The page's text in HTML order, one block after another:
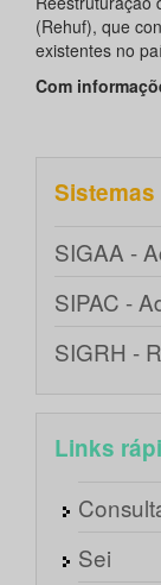
(Rehuf), que
existentes no
Com
SIGAA -
SIPAC -
SIGRH -
Links
Sei